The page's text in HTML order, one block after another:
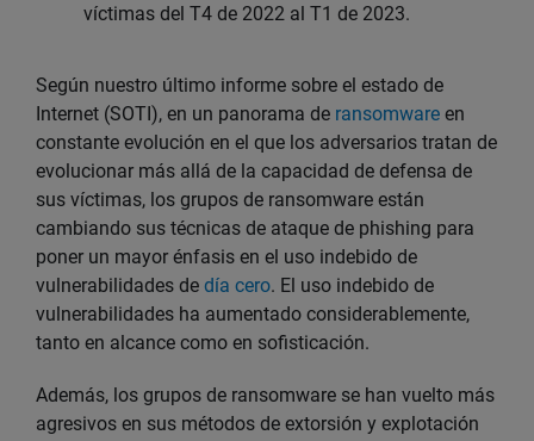
víctimas del T4 de 2022 al T1 de 2023.
Según nuestro último informe sobre el estado de
Internet (SOTI), en un panorama de ransomware en
constante evolución en el que los adversarios tratan de
evolucionar más allá de la capacidad de defensa de
sus víctimas, los grupos de ransomware están
cambiando sus técnicas de ataque de phishing para
poner un mayor énfasis en el uso indebido de
vulnerabilidades de día cero. El uso indebido de
vulnerabilidades ha aumentado considerablemente,
tanto en alcance como en sofisticación.
Además, los grupos de ransomware se han vuelto más
agresivos en sus métodos de extorsión y explotación